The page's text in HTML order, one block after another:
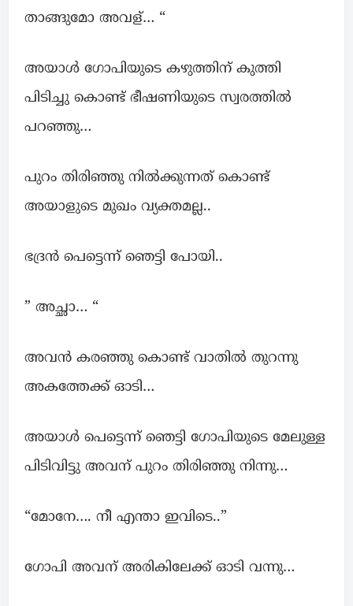
താങ്ങുമോ അവള്… “
അയാൾ ഗോപിയുടെ കഴുത്തിന് കുത്തി
പിടിച്ചു കൊണ്ട് ഭീഷണിയുടെ സ്വരത്തില്‍
പറഞ്ഞു…
പുറം തിരിഞ്ഞു നില്‍ക്കുന്നത് കൊണ്ട്
അയാളുടെ മുഖം വ്യക്തമല്ല..
ഭദ്രൻ പെട്ടെന്ന് ഞെട്ടി പോയി..
” അച്ഛാ… “
അവന്‍ കരഞ്ഞു കൊണ്ട് വാതില്‍ തുറന്നു
അകത്തേക്ക് ഓടി…
അയാൾ പെട്ടെന്ന് ഞെട്ടി ഗോപിയുടെ മേലുള്ള
പിടിവിട്ടു അവന് പുറം തിരിഞ്ഞു നിന്നു…
“മോനേ…. നീ എന്താ ഇവിടെ..”
ഗോപി അവന് അരികിലേക്ക് ഓടി വന്നു…